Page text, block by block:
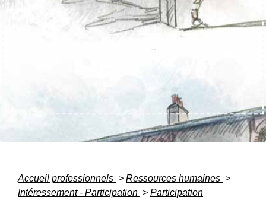
Accueil professionnels > Ressources humaines >
Intéressement - Participation > Participation